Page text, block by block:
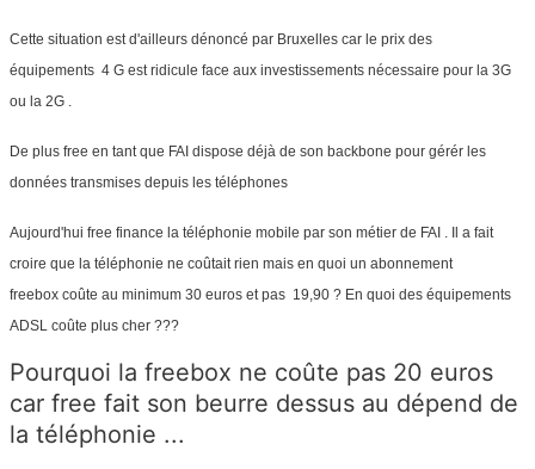
Cette situation est d'ailleurs dénoncé par Bruxelles car le prix des
équipements 4 G est ridicule face aux investissements nécessaire pour la 3G
ou la 2G .
De plus free en tant que FAI dispose déjà de son backbone pour gérér les
données transmises depuis les téléphones
Aujourd'hui free finance la téléphonie mobile par son métier de FAI . Il a fait
croire que la téléphonie ne coûtait rien mais en quoi un abonnement
freebox coûte au minimum 30 euros et pas 19,90 ? En quoi des équipements
ADSL coûte plus cher ???
Pourquoi la freebox ne coûte pas 20 euros
car free fait son beurre dessus au dépend de
la téléphonie ...